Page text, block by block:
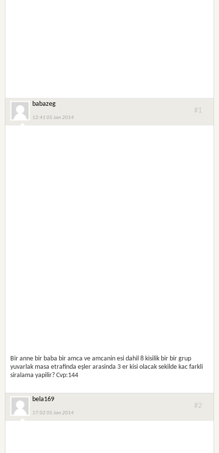
babazeg
12:41 05 Jan 2014
#1
Bir anne bir baba bir amca ve amcanin esi dahil 8 kisilik bir bir grup
yuvarlak masa etrafinda eşler arasinda 3 er kisi olacak sekilde kac farkli
siralama yapilir? Cvp:144
bela169
17:02 05 Jan 2014
#2